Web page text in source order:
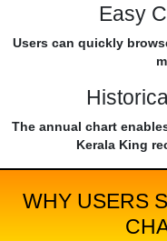
Easy
Users can quickly
The annual chart
Kerala King
WHY USERS